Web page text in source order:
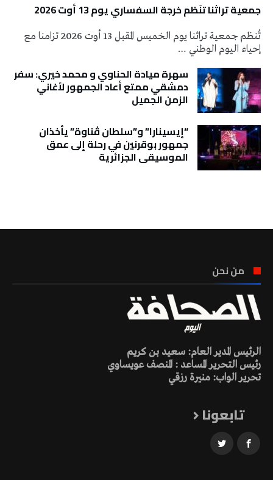
جمعية تراثنا تنَظم خرجة السفساري يوم 13 أوت 2026
تُنظم جمعية تراثنا يوم الخميس المقبل 13 أوت 2026 تزامنا مع
إحياء اليوم الوطني …
سهرة ميادة الحناوي و محمد خيري: سفر
دمشقي ممتع أعاد الجمهور لأغاني
الزمن الجميل
“إيسينارا” و”سلطان ڤناوة” يأخذان
جمهور بوقرنين في رحلة إلى عمق
الموسيقى الجزائرية
من نحن
الرئيس المدير العام: سعيد بن كريم
رئيس التحرير المساعد : المنصف عويساوي
تحرير الواب: منيرة رزقي
تابعونا